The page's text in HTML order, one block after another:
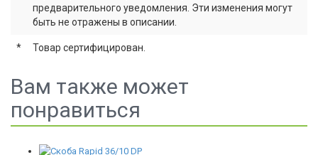
предварительного уведомления. Эти изменения могут
быть не отражены в описании.
* Товар сертифицирован.
Вам также может
понравиться